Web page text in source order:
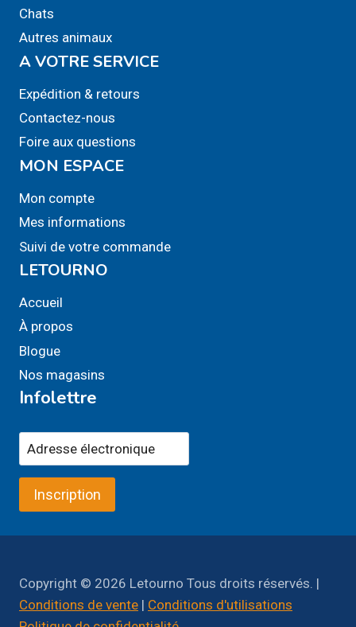
la
page
du
Chats
Autres animaux
A VOTRE SERVICE
Expédition & retours
Contactez-nous
Foire aux questions
MON ESPACE
Mon compte
Mes informations
Suivi de votre commande
LETOURNO
Accueil
À propos
Blogue
Nos magasins
Infolettre
Inscription
Copyright © 2026 Letourno Tous droits réservés. |
Conditions de vente | Conditions d'utilisations